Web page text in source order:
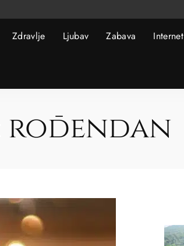
Zdravlje Ljubav Zabava Internet
rođendan